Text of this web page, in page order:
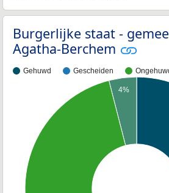
Burgerlijke staat -
Agatha-Berchem
Gehuwd Gescheiden
4%